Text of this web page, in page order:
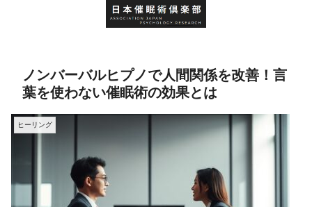
ノンバーバルヒプノで人間関係を改善！言
葉を使わない催眠術の効果とは
ヒーリング